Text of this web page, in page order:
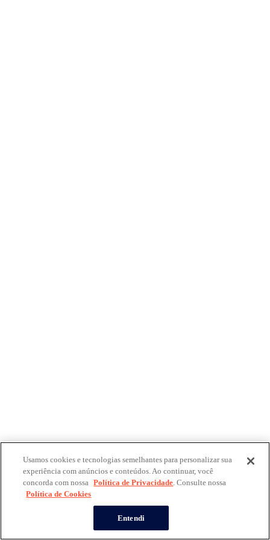
Usamos cookies e tecnologias semelhantes para personalizar sua
experiência com anúncios e conteúdos. Ao continuar, você
concorda com nossa Política de Privacidade. Consulte nossa
Política de Cookies
Entendi